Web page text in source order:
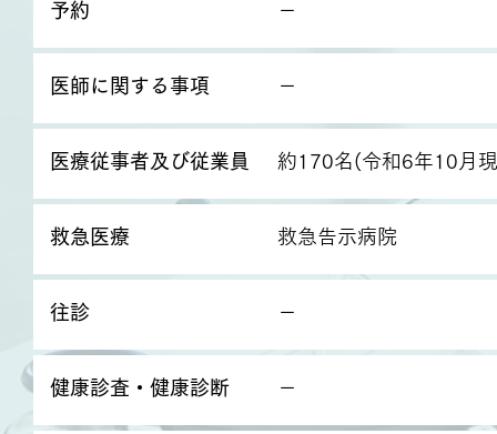
予約 －
医師に関する事項 －
医療従事者及び従業員 約170名(令和6年10月
救急医療 救急告示病院
往診 －
健康診査・健康診断 －